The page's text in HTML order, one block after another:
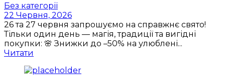
Без категорії
22 Червня, 2026
26 та 27 червня запрошуємо на справжнє свято!
Тільки один день — магія, традиції та вигідні
покупки: 🌸 Знижки до –50% на улюблені...
Читати